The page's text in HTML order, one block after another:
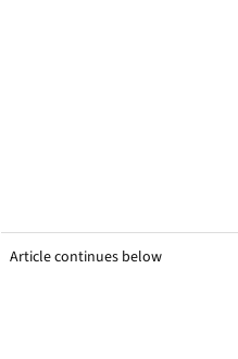
Article continues below